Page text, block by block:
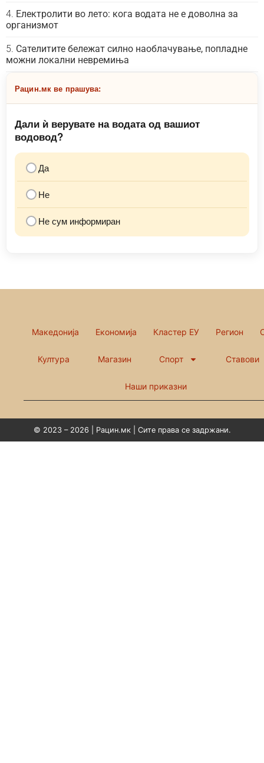
Електролити во лето: кога водата не е доволна за
организмот
Сателитите бележат силно наоблачување, попладне
можни локални невремиња
Рацин.мк ве прашува:
Дали ѝ верувате на водата од вашиот
водовод?
Да
Не
Не сум информиран
Македонија Економија Кластер ЕУ Регион
Култура Магазин Спорт Ставови
Наши приказни
© 2023 – 2026 | Рацин.мк | Сите права се задржани.